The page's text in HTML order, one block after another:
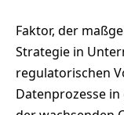
Faktor, der
Strategie in
regulatorischen
Datenprozesse